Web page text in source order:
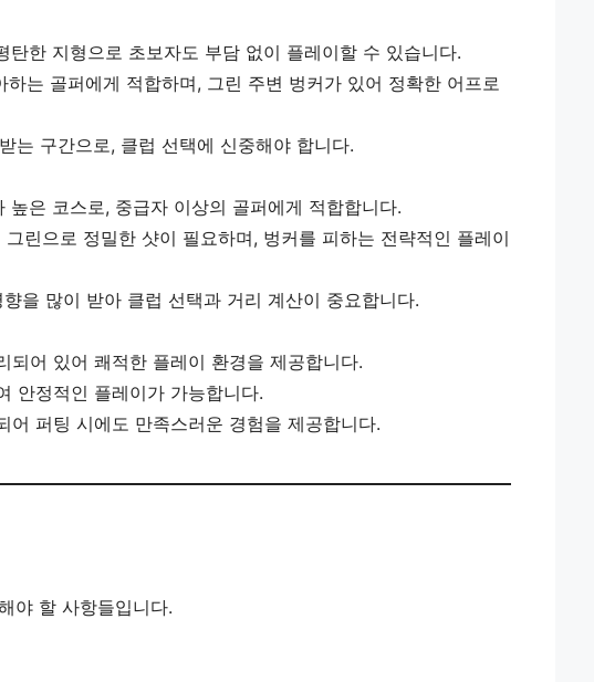
한 지형으로 초보자도 부담 없이 플레이할 수 있습니다.
는 골퍼에게 적합하며, 그린 주변 벙커가 있어 정확한 어프로
는 구간으로, 클럽 선택에 신중해야 합니다.
은 코스로, 중급자 이상의 골퍼에게 적합합니다.
린으로 정밀한 샷이 필요하며, 벙커를 피하는 전략적인 플레이
을 많이 받아 클럽 선택과 거리 계산이 중요합니다.
되어 있어 쾌적한 플레이 환경을 제공합니다.
안정적인 플레이가 가능합니다.
어 퍼팅 시에도 만족스러운 경험을 제공합니다.
야 할 사항들입니다.